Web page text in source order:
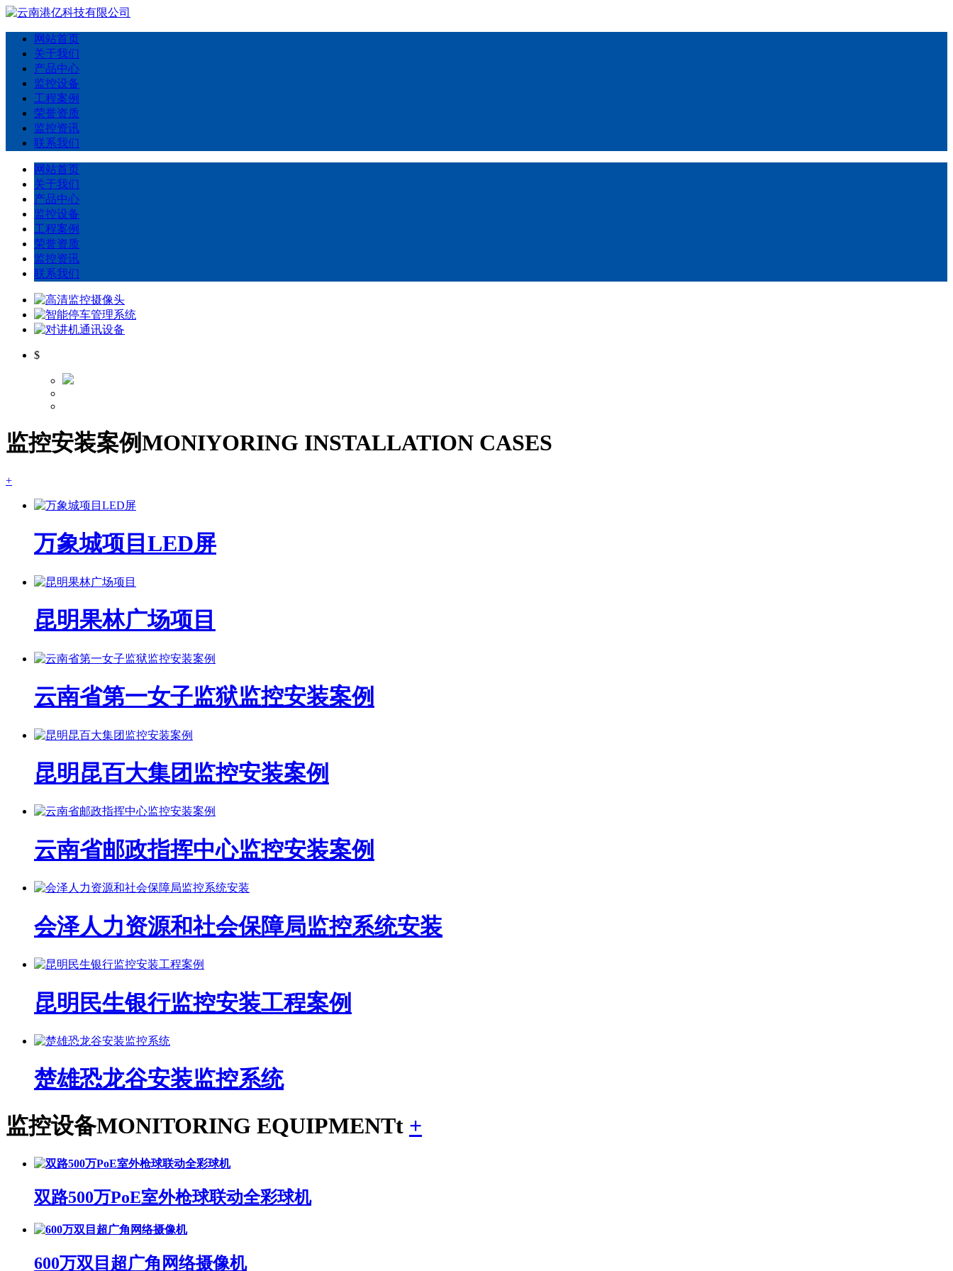
网站首页
关于我们
产品中心
监控设备
工程案例
荣誉资质
监控资讯
联系我们
网站首页
关于我们
产品中心
监控设备
工程案例
荣誉资质
监控资讯
联系我们
$
监控安装案例MONIYORING INSTALLATION CASES
+
万象城项目LED屏
昆明果林广场项目
云南省第一女子监狱监控安装案例
昆明昆百大集团监控安装案例
云南省邮政指挥中心监控安装案例
会泽人力资源和社会保障局监控系统安装
昆明民生银行监控安装工程案例
楚雄恐龙谷安装监控系统
监控设备MONITORING EQUIPMENTt +
双路500万PoE室外枪球联动全彩球机
600万双目超广角网络摄像机